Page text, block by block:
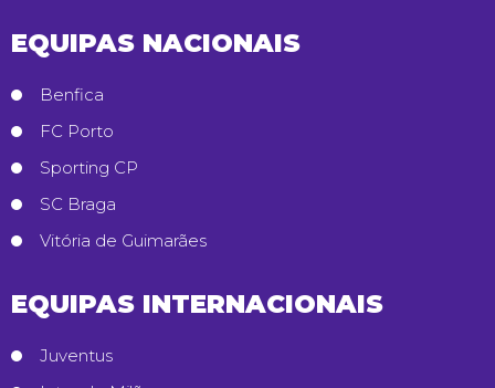
EQUIPAS NACIONAIS
Benfica
FC Porto
Sporting CP
SC Braga
Vitória de Guimarães
EQUIPAS INTERNACIONAIS
Juventus